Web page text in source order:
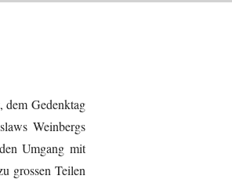
Gedenktag
Weinbergs
Umgang mit
grossen Teilen